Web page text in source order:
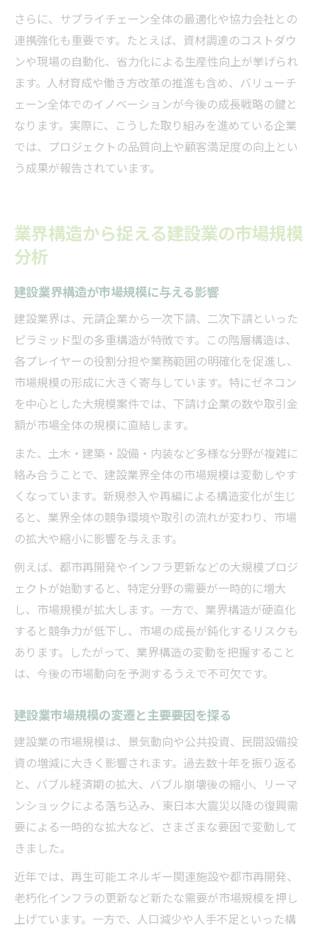
さらに、サプライチェーン全体の最適化や協力会社との
連携強化も重要です。たとえば、資材調達のコストダウ
ンや現場の自動化、省力化による生産性向上が挙げられ
ます。人材育成や働き方改革の推進も含め、バリューチ
ェーン全体でのイノベーションが今後の成長戦略の鍵と
なります。実際に、こうした取り組みを進めている企業
では、プロジェクトの品質向上や顧客満足度の向上とい
う成果が報告されています。
業界構造から捉える建設業の市場規模
分析
建設業界構造が市場規模に与える影響
建設業界は、元請企業から一次下請、二次下請といった
ピラミッド型の多重構造が特徴です。この階層構造は、
各プレイヤーの役割分担や業務範囲の明確化を促進し、
市場規模の形成に大きく寄与しています。特にゼネコン
を中心とした大規模案件では、下請け企業の数や取引金
額が市場全体の規模に直結します。
また、土木・建築・設備・内装など多様な分野が複雑に
絡み合うことで、建設業界全体の市場規模は変動しやす
くなっています。新規参入や再編による構造変化が生じ
ると、業界全体の競争環境や取引の流れが変わり、市場
の拡大や縮小に影響を与えます。
例えば、都市再開発やインフラ更新などの大規模プロジ
ェクトが始動すると、特定分野の需要が一時的に増大
し、市場規模が拡大します。一方で、業界構造が硬直化
すると競争力が低下し、市場の成長が鈍化するリスクも
あります。したがって、業界構造の変動を把握すること
は、今後の市場動向を予測するうえで不可欠です。
建設業市場規模の変遷と主要要因を探る
建設業の市場規模は、景気動向や公共投資、民間設備投
資の増減に大きく影響されます。過去数十年を振り返る
と、バブル経済期の拡大、バブル崩壊後の縮小、リーマ
ンショックによる落ち込み、東日本大震災以降の復興需
要による一時的な拡大など、さまざまな要因で変動して
きました。
近年では、再生可能エネルギー関連施設や都市再開発、
老朽化インフラの更新など新たな需要が市場規模を押し
上げています。一方で、人口減少や人手不足といった構